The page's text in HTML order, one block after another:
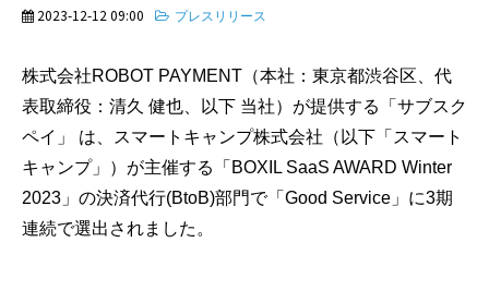
2023-12-12 09:00 プレスリリース
株式会社ROBOT PAYMENT（本社：東京都渋谷区、代
表取締役：清久 健也、以下 当社）が提供する「サブスク
ペイ」 は、スマートキャンプ株式会社（以下「スマート
キャンプ」）が主催する「BOXIL SaaS AWARD Winter
2023」の決済代行(BtoB)部門で「Good Service」に3期
連続で選出されました。